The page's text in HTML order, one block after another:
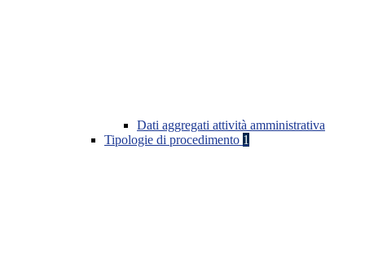
Dati aggregati attività amministrativa
Tipologie di procedimento 1